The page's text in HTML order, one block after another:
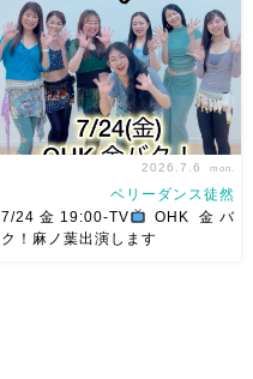
河合くんが来てくれました
2026.7.6 mon.
ベリーダンス徒然
7/24金19:00-TV
OHK 金バ
ク！麻ノ葉出演します